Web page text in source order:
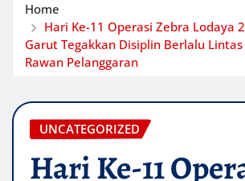
Home
Hari Ke-11 Operasi Zebra Lodaya
Garut Tegakkan Disiplin Berlalu
Rawan Pelanggaran
UNCATEGORIZED
Hari Ke-11